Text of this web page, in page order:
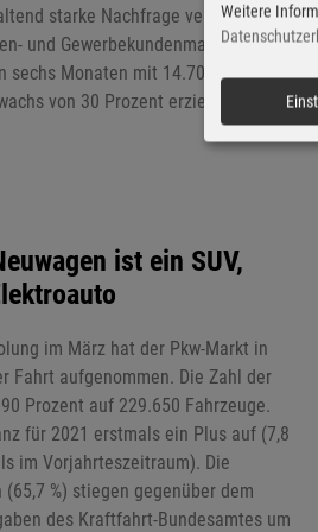
starke Nachfrage verzeichnete
und Gewerbekundenmarkt, wo das
Monaten mit 14.700
von 30 Prozent erzielte.
ist ein SUV,
im März hat der Pkw-Markt in
Fahrt aufgenommen. Die Zahl der
Prozent auf 229.650 Fahrzeuge.
für 2021 erstmals ein Plus auf (7,8
im Vorjahrteszeitraum). Die
%) stiegen gegenüber dem
des Kraftfahrt-Bundesamtes um
Weitere